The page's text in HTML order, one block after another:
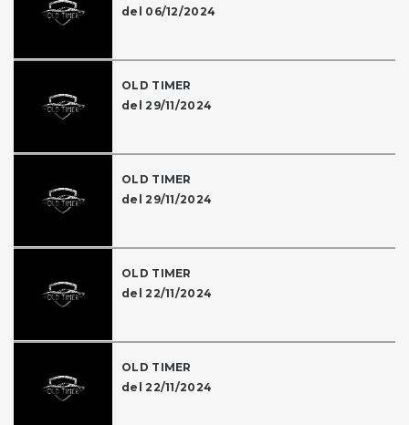
del 06/12/2024
OLD TIMER
del 29/11/2024
OLD TIMER
del 29/11/2024
OLD TIMER
del 22/11/2024
OLD TIMER
del 22/11/2024